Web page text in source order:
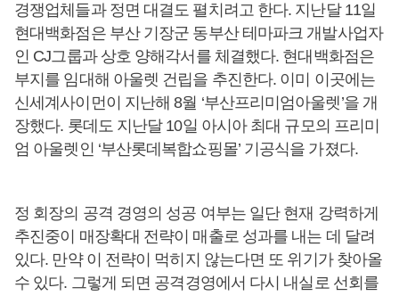
경쟁업체들과 정면 대결도 펼치려고 한다. 지난달 11일
현대백화점은 부산 기장군 동부산 테마파크 개발사업자
인 CJ그룹과 상호 양해각서를 체결했다. 현대백화점은
부지를 임대해 아울렛 건립을 추진한다. 이미 이곳에는
신세계사이먼이 지난해 8월 ‘부산프리미엄아울렛’을 개
장했다. 롯데도 지난달 10일 아시아 최대 규모의 프리미
엄 아울렛인 ‘부산롯데복합쇼핑몰’ 기공식을 가졌다.
정 회장의 공격 경영의 성공 여부는 일단 현재 강력하게
추진중이 매장확대 전략이 매출로 성과를 내는 데 달려
있다. 만약 이 전략이 먹히지 않는다면 또 위기가 찾아올
수 있다. 그렇게 되면 공격경영에서 다시 내실로 선회를